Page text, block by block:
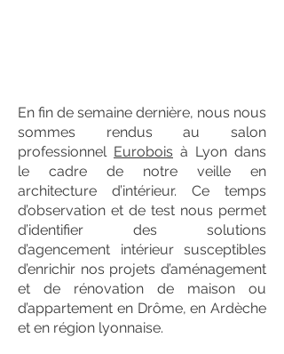
En fin de semaine dernière, nous nous
sommes rendus au salon
professionnel Eurobois à Lyon dans
le cadre de notre veille en
architecture d’intérieur. Ce temps
d’observation et de test nous permet
d’identifier des solutions
d’agencement intérieur susceptibles
d’enrichir nos projets d’aménagement
et de rénovation de maison ou
d’appartement en Drôme, en Ardèche
et en région lyonnaise.